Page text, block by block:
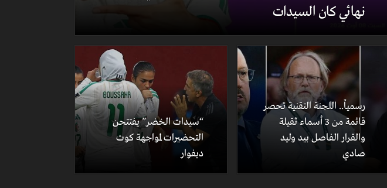
نهائي كان السيدات
رسمياً.. اللجنة التقنية تحصر
قائمة من 3 أسماء ثقيلة
والقرار الفاصل بيد وليد
صادي
“سيدات الخضر” يفتتحن
التحضيرات لمواجهة كوت
ديفوار